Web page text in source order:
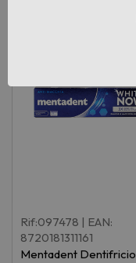
Rif:097478 | EAN:
8720181311161
Mentadent Dentifricio